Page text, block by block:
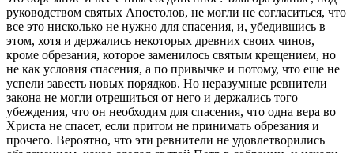
руководством святых Апостолов, не могли не согласиться, что
все это нисколько не нужно для спасения, и, убедившись в
этом, хотя и держались некоторых древних своих чинов,
кроме обрезания, которое заменилось святым крещением, но
не как условия спасения, а по привычке и потому, что еще не
успели завесть новых порядков. Но неразумные ревнители
закона не могли отрешиться от него и держались того
убеждения, что он необходим для спасения, что одна вера во
Христа не спасет, если притом не принимать обрезания и
прочего. Вероятно, что эти ревнители не удовлетворились